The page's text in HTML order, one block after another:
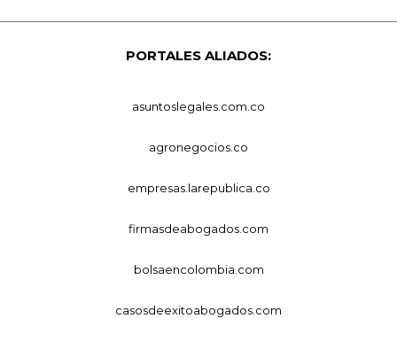
PORTALES ALIADOS:
asuntoslegales.com.co
agronegocios.co
empresas.larepublica.co
firmasdeabogados.com
bolsaencolombia.com
casosdeexitoabogados.com